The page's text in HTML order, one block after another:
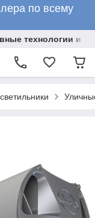
по всему
технологии и